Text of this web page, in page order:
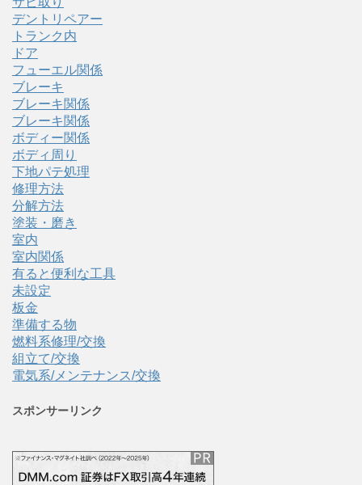
デントリペアー
トランク内
ドア
フューエル関係
ブレーキ
ブレーキ関係
ブレーキ関係
ボディー関係
ボディ周り
下地パテ処理
修理方法
分解方法
塗装・磨き
室内
室内関係
有ると便利な工具
未設定
板金
準備する物
燃料系修理/交換
組立て/交換
電気系/メンテナンス/交換
スポンサーリンク